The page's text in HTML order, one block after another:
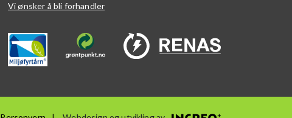
Vi ønsker å bli forhandler